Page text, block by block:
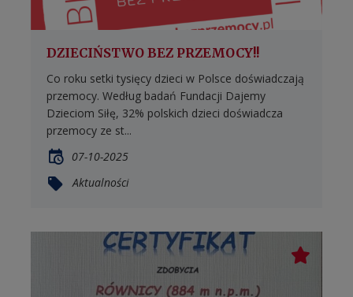
DZIECIŃSTWO BEZ PRZEMOCY!!
Co roku setki tysięcy dzieci w Polsce doświadczają
przemocy. Według badań Fundacji Dajemy
Dzieciom Siłę, 32% polskich dzieci doświadcza
przemocy ze st...
07-10-2025
Aktualności